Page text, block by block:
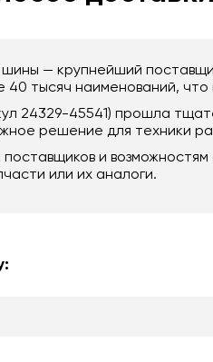
— крупнейший
тысяч наименований, что
24329-45541) прошла
решение для техники
и
или их аналоги.